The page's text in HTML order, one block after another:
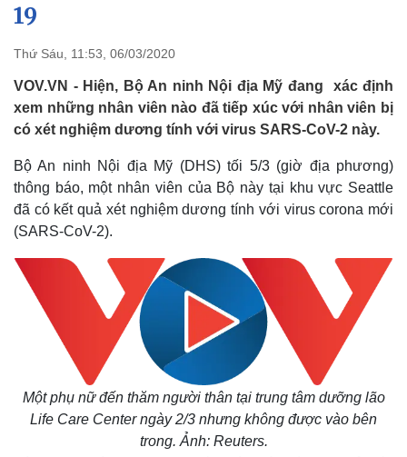
Quốc hội
Nhận diện sự thật
19
Thứ Sáu, 11:53, 06/03/2020
VOV.VN - Hiện, Bộ An ninh Nội địa Mỹ đang xác định
xem những nhân viên nào đã tiếp xúc với nhân viên bị
có xét nghiệm dương tính với virus SARS-CoV-2 này.
Bộ An ninh Nội địa Mỹ (DHS) tối 5/3 (giờ địa phương)
thông báo, một nhân viên của Bộ này tại khu vực Seattle
đã có kết quả xét nghiệm dương tính với virus corona mới
(SARS-CoV-2).
Một phụ nữ đến thăm người thân tại trung tâm dưỡng lão
Life Care Center ngày 2/3 nhưng không được vào bên
trong. Ảnh: Reuters.